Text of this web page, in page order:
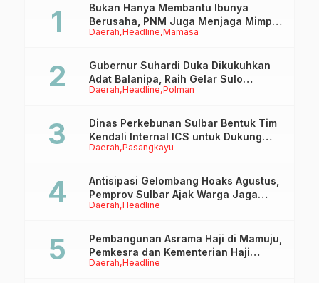
Daerah Headline Mamasa
Bukan Hanya Membantu Ibunya
Berusaha, PNM Juga Menjaga Mimpi
Anaknya Untuk Menggapai Cita-Cita
Daerah Headline Polman
Gubernur Suhardi Duka Dikukuhkan
Adat Balanipa, Raih Gelar Sulo
Tappidena
Daerah Pasangkayu
Dinas Perkebunan Sulbar Bentuk Tim
Kendali Internal ICS untuk Dukung
Sertifikasi ISPO Pekebun di
Daerah Headline
Antisipasi Gelombang Hoaks Agustus,
Pemprov Sulbar Ajak Warga Jaga
Ruang Digital
Daerah Headline
Pembangunan Asrama Haji di Mamuju,
Pemkesra dan Kementerian Haji
Sulbar Tinjau Lokasi